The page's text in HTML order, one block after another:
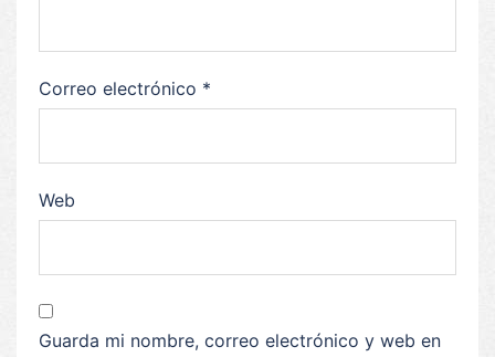
Correo electrónico *
Web
Guarda mi nombre, correo electrónico y web en